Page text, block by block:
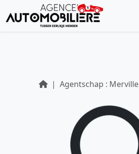
Agentschap : Merville